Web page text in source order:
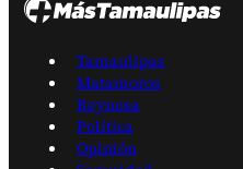
Tamaulipas
Matamoros
Reynosa
Política
Opinión